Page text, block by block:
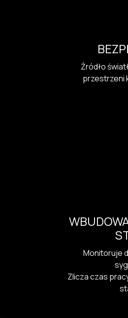
Źródło
przestrzeni
Monitoruje
Zlicza czas